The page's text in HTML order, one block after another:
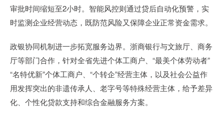
审批时间缩短至2小时。智能风控则通过贷后自动化预警，实
时监测企业经营动态，既防范风险又保障企业正常资金需求。
政银协同机制进一步拓宽服务边界。浙商银行与文旅厅、商务
厅等部门合作，针对全省先进个体工商户、“最美个体劳动者”
“名特优新”个体工商户、“个转企”经营主体，以及社会公益作
用发挥突出的非遗传承人、老字号等特殊经营主体，给予差异
化、个性化贷款支持和综合金融服务方案。